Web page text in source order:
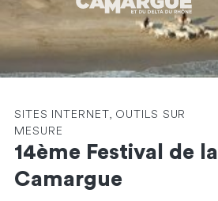
SITES INTERNET, OUTILS SUR
MESURE
14ème Festival de la
Camargue